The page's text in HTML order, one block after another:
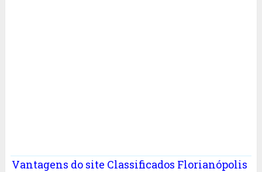
Vantagens do site Classificados Florianópolis